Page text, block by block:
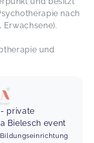
nach
Erwachsene).
und
private
Bielesch event